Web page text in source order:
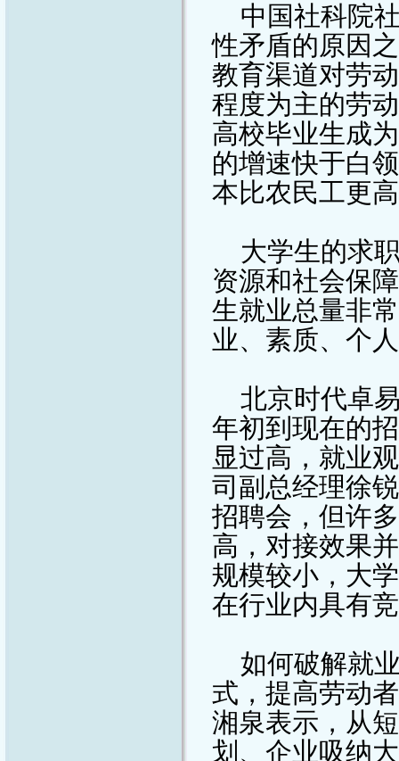
中国社科院
性矛盾的原因
教育渠道对劳
程度为主的劳
高校毕业生成
的增速快于白
本比农民工更
大学生的求
资源和社会保
生就业总量非
业、素质、个
北京时代卓
年初到现在的
显过高，就业
司副总经理徐
招聘会，但许
高，对接效果
规模较小，大
在行业内具有
如何破解就
式，提高劳动
湘泉表示，从
划、企业吸纳